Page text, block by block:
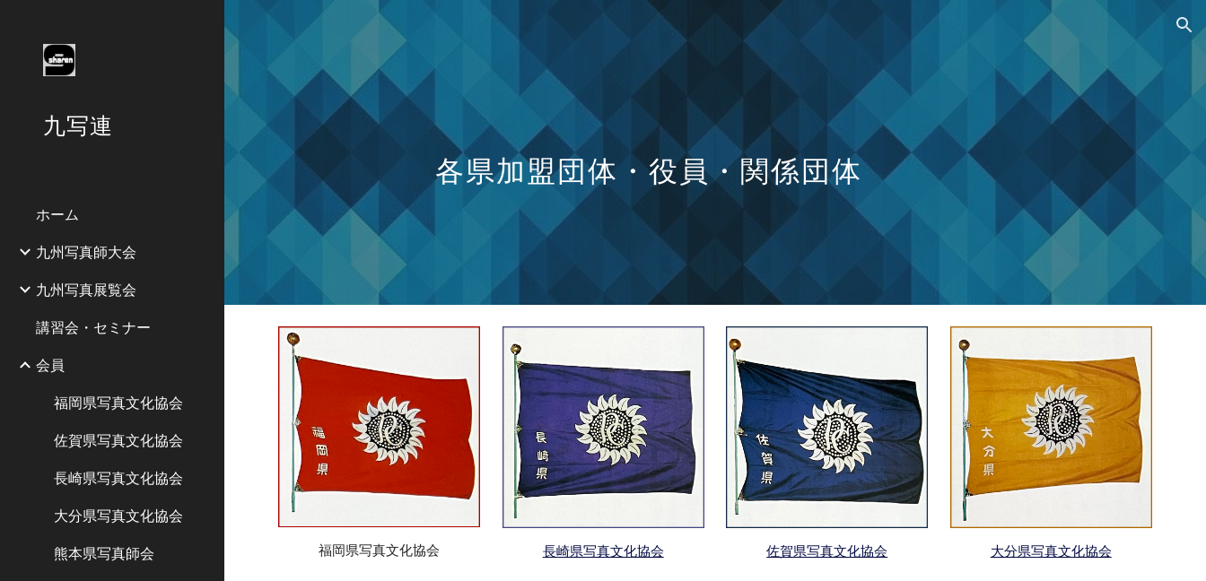
Skip to main content Skip to navigation
九写連
ホーム
九州写真師大会
九州写真展覧会
講習会・セミナー
会員
福岡県写真文化協会
佐賀県写真文化協会
長崎県写真文化協会
大分県写真文化協会
熊本県写真師会
各県加盟団体・役員・関係団体
福岡県写真文化協会 長崎県写真文化協会 佐賀県写真文化協会 大分県写真文化協会